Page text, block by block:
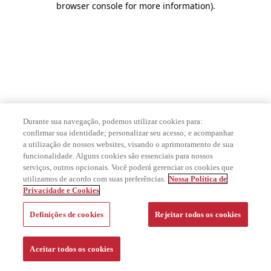
browser console for more information).
Durante sua navegação, podemos utilizar cookies para:
confirmar sua identidade; personalizar seu acesso; e acompanhar
a utilização de nossos websites, visando o aprimoramento de sua
funcionalidade. Alguns cookies são essenciais para nossos
serviços, outros opcionais. Você poderá gerenciar os cookies que
utilizamos de acordo com suas preferências. Nossa Política de
Privacidade e Cookies
Definições de cookies Rejeitar todos os cookies
Aceitar todos os cookies